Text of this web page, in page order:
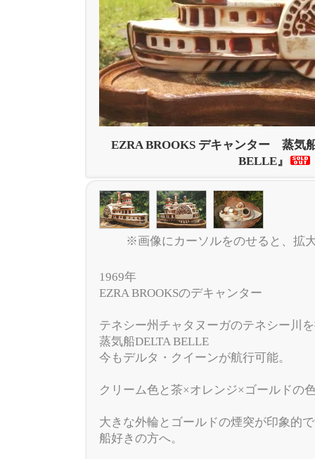
EZRA BROOKS デキャンター 蒸気
BELLE』
※画像にカーソルをのせると、拡
1969年
EZRA BROOKSのデキャンター
テネシー州チャタヌーガのテネシー川
蒸気船DELTA BELLE
今もデルタ・クイーンが航行可能。
クリーム色と茶×オレンジ×ゴールドの
大きな外輪とゴールドの煙突が印象的
船好きの方へ。